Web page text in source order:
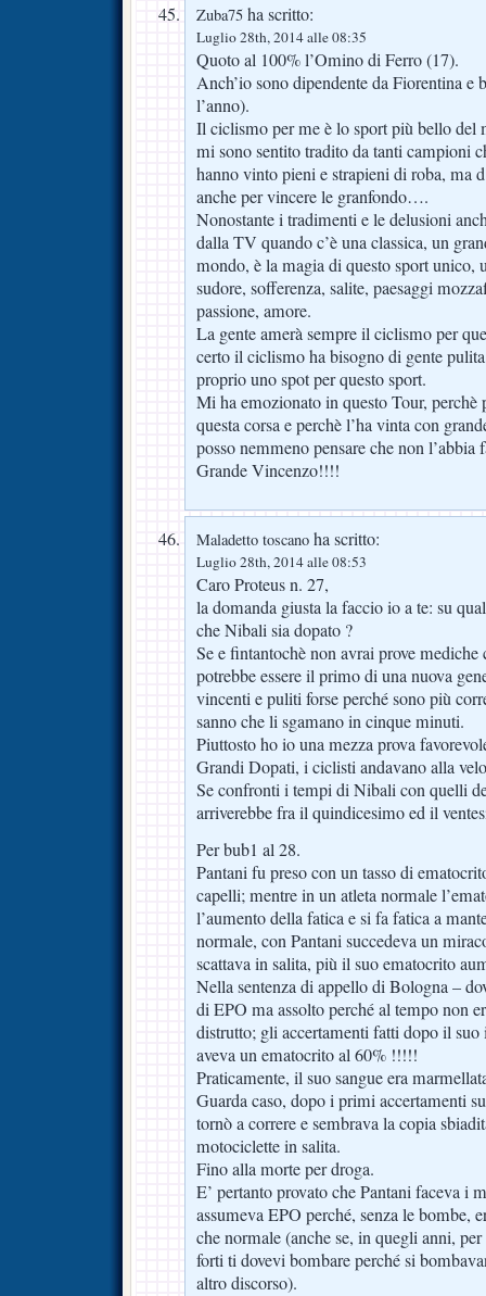
Zuba75 ha scritto:
Luglio 28th, 2014 alle 08:35
Quoto al 100% l’Omino di Ferro (17).
Anch’io sono dipendente da Fiorentina e
l’anno).
Il ciclismo per me è lo sport più bello del
mi sono sentito tradito da tanti campioni
hanno vinto pieni e strapieni di roba, ma
anche per vincere le granfondo….
Nonostante i tradimenti e le delusioni
dalla TV quando c’è una classica, un
mondo, è la magia di questo sport unico,
sudore, sofferenza, salite, paesaggi
passione, amore.
La gente amerà sempre il ciclismo per
certo il ciclismo ha bisogno di gente
proprio uno spot per questo sport.
Mi ha emozionato in questo Tour,
questa corsa e perchè l’ha vinta con
posso nemmeno pensare che non
Grande Vincenzo!!!!
Maladetto toscano ha scritto:
Luglio 28th, 2014 alle 08:53
Caro Proteus n. 27,
la domanda giusta la faccio io a te: su
che Nibali sia dopato ?
Se e fintantochè non avrai prove
potrebbe essere il primo di una nuova
vincenti e puliti forse perché sono più
sanno che li sgamano in cinque minuti.
Piuttosto ho io una mezza prova
Grandi Dopati, i ciclisti andavano alla
Se confronti i tempi di Nibali con quelli
arriverebbe fra il quindicesimo ed il
Per bub1 al 28.
Pantani fu preso con un tasso di
capelli; mentre in un atleta normale
l’aumento della fatica e si fa fatica a
normale, con Pantani succedeva un
scattava in salita, più il suo ematocrito
Nella sentenza di appello di Bologna –
di EPO ma assolto perché al tempo non
distrutto; gli accertamenti fatti dopo il
aveva un ematocrito al 60% !!!!!
Praticamente, il suo sangue era
Guarda caso, dopo i primi accertamenti
tornò a correre e sembrava la copia
motociclette in salita.
Fino alla morte per droga.
E’ pertanto provato che Pantani faceva i
assumeva EPO perché, senza le bombe,
che normale (anche se, in quegli anni,
forti ti dovevi bombare perché si
altro discorso).